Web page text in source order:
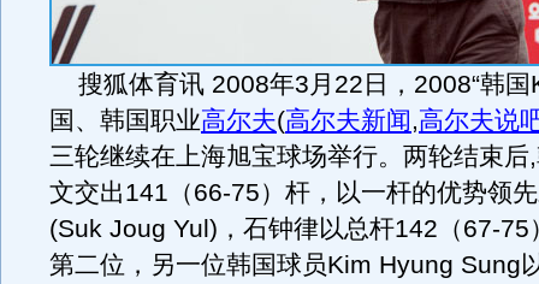
搜狐体育讯 2008年3月22日，2008“韩国
国、韩国职业高尔夫(高尔夫新闻,高尔夫说
三轮继续在上海旭宝球场举行。两轮结束后
文交出141（66-75）杆，以一杆的优势领
(Suk Joug Yul)，石钟律以总杆142（67-75
第二位，另一位韩国球员Kim Hyung Sung